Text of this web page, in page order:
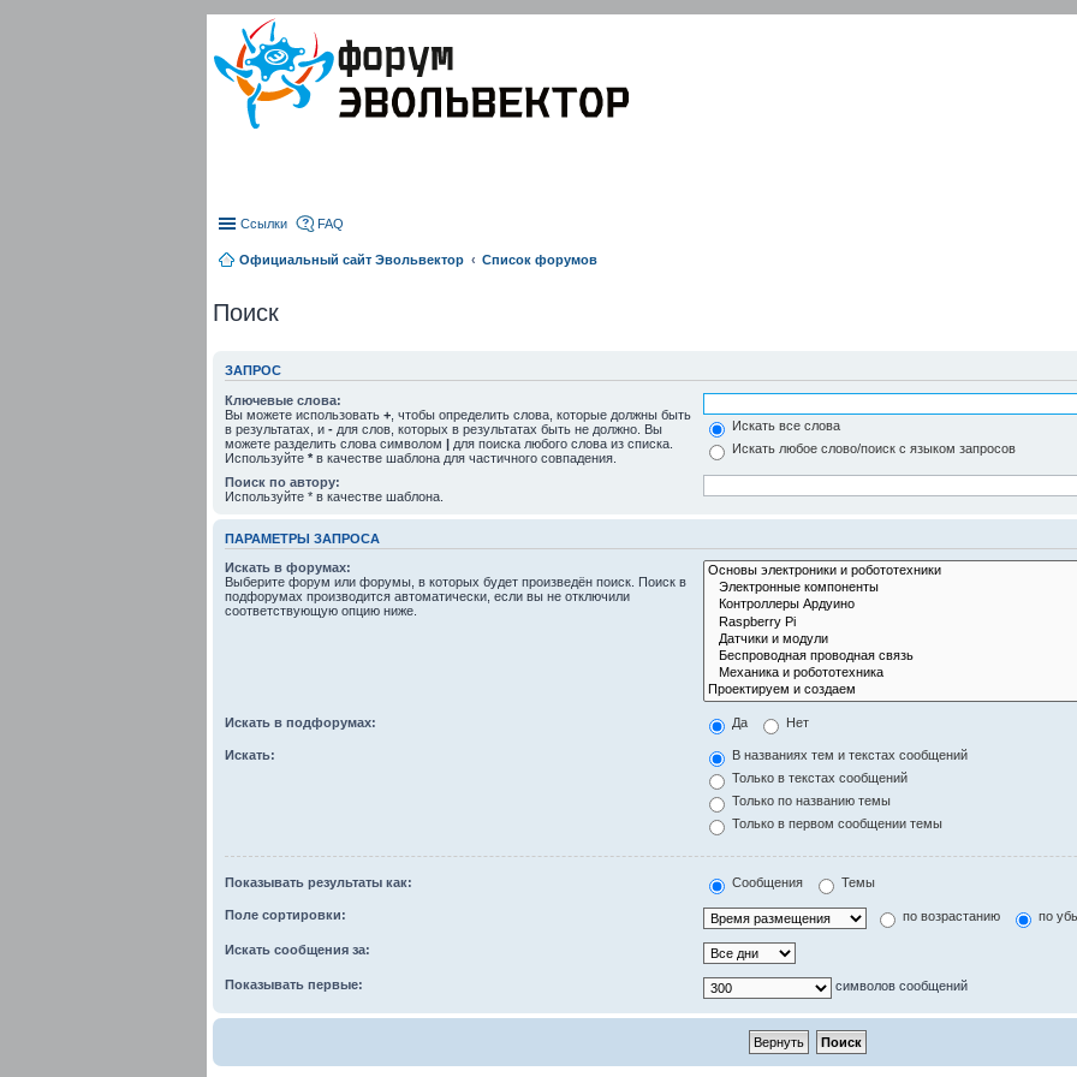
Ссылки FAQ
Официальный сайт Эвольвектор Список форумов
Поиск
ЗАПРОС
Ключевые слова:
Вы можете использовать + , чтобы определить слова, которые должны быть
в результатах, и - для слов, которых в результатах быть не должно. Вы
можете разделить слова символом | для поиска любого слова из списка.
Используйте * в качестве шаблона для частичного совпадения.
Искать все слова
Искать любое слово/поиск с языком запросов
Поиск по автору:
Используйте * в качестве шаблона.
ПАРАМЕТРЫ ЗАПРОСА
Искать в форумах:
Выберите форум или форумы, в которых будет произведён поиск. Поиск в
подфорумах производится автоматически, если вы не отключили
соответствующую опцию ниже.
Искать в подфорумах: Да Нет
Искать:
В названиях тем и текстах сообщений
Только в текстах сообщений
Только по названию темы
Только в первом сообщении темы
Показывать результаты как: Сообщения Темы
Поле сортировки: по возрастанию по
Искать сообщения за:
Показывать первые: символов сообщений